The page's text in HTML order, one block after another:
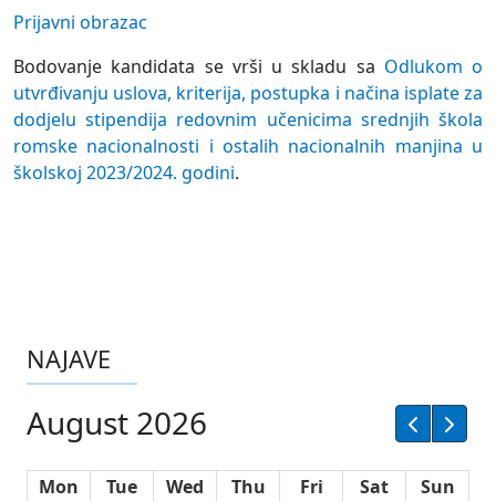
Prijavni obrazac
Bodovanje kandidata se vrši u skladu sa Odlukom o
utvrđivanju uslova, kriterija, postupka i načina isplate za
dodjelu stipendija redovnim učenicima srednjih škola
romske nacionalnosti i ostalih nacionalnih manjina u
školskoj 2023/2024. godini.
NAJAVE
August 2026
Mon Tue Wed Thu Fri Sat
Sun